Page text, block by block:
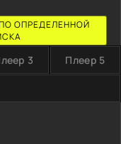
ОПРЕДЕЛЕННОЙ
3 Плеер 5